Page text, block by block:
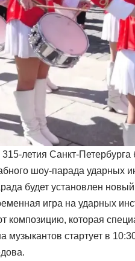
летия Санкт-
шоу-парада ударных
будет установлен
игра на ударных
композицию, которая
музыкантов стартует в